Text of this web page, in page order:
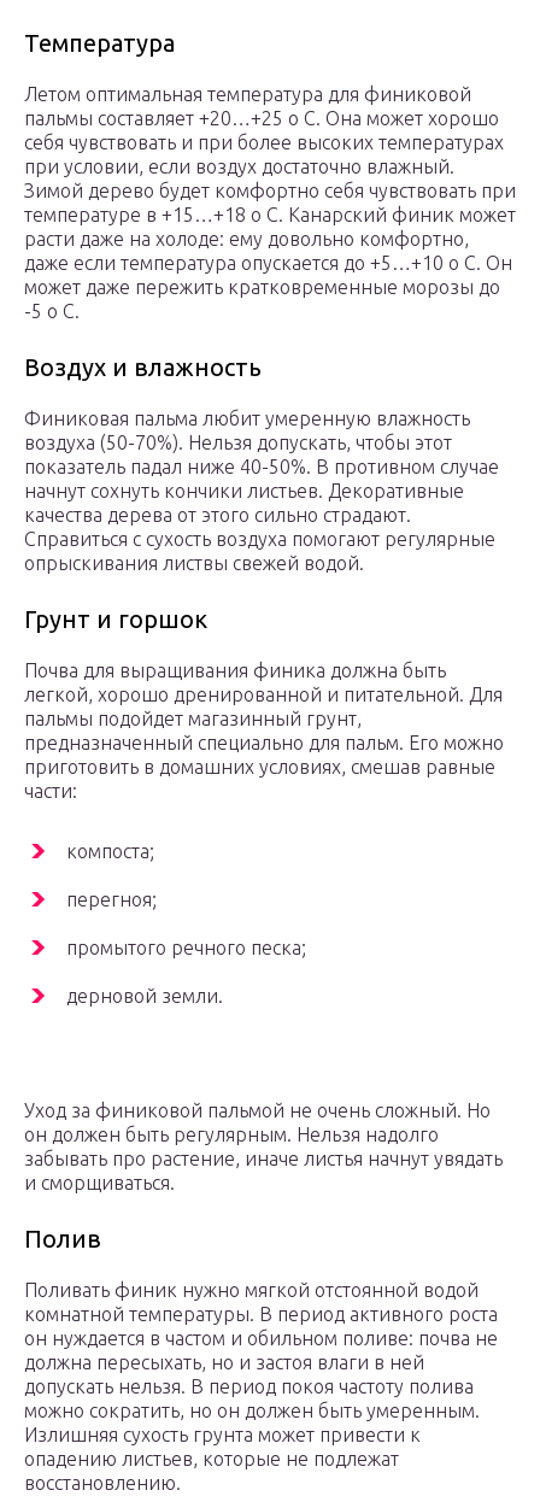
Температура
Летом оптимальная температура для финиковой
пальмы составляет +20…+25 о С. Она может хорошо
себя чувствовать и при более высоких температурах
при условии, если воздух достаточно влажный.
Зимой дерево будет комфортно себя чувствовать при
температуре в +15…+18 о С. Канарский финик может
расти даже на холоде: ему довольно комфортно,
даже если температура опускается до +5…+10 о С. Он
может даже пережить кратковременные морозы до
-5 о С.
Воздух и влажность
Финиковая пальма любит умеренную влажность
воздуха (50-70%). Нельзя допускать, чтобы этот
показатель падал ниже 40-50%. В противном случае
начнут сохнуть кончики листьев. Декоративные
качества дерева от этого сильно страдают.
Справиться с сухость воздуха помогают регулярные
опрыскивания листвы свежей водой.
Грунт и горшок
Почва для выращивания финика должна быть
легкой, хорошо дренированной и питательной. Для
пальмы подойдет магазинный грунт,
предназначенный специально для пальм. Его можно
приготовить в домашних условиях, смешав равные
части:
компоста;
перегноя;
промытого речного песка;
дерновой земли.
Уход за финиковой пальмой не очень сложный. Но
он должен быть регулярным. Нельзя надолго
забывать про растение, иначе листья начнут увядать
и сморщиваться.
Полив
Поливать финик нужно мягкой отстоянной водой
комнатной температуры. В период активного роста
он нуждается в частом и обильном поливе: почва не
должна пересыхать, но и застоя влаги в ней
допускать нельзя. В период покоя частоту полива
можно сократить, но он должен быть умеренным.
Излишняя сухость грунта может привести к
опадению листьев, которые не подлежат
восстановлению.